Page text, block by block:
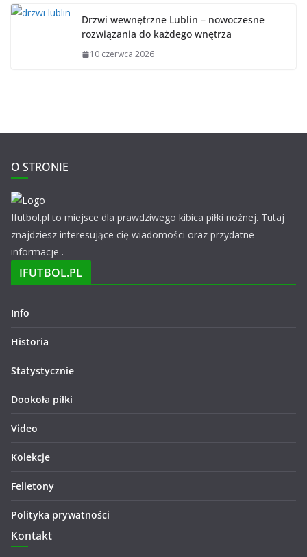
Drzwi wewnętrzne Lublin – nowoczesne
rozwiązania do każdego wnętrza
10 czerwca 2026
O STRONIE
Ifutbol.pl to miejsce dla prawdziwego kibica piłki nożnej. Tutaj
znajdziesz interesujące cię wiadomości oraz przydatne
informacje .
IFUTBOL.PL
Info
Historia
Statystycznie
Dookoła piłki
Video
Kolekcje
Felietony
Polityka prywatności
Kontakt